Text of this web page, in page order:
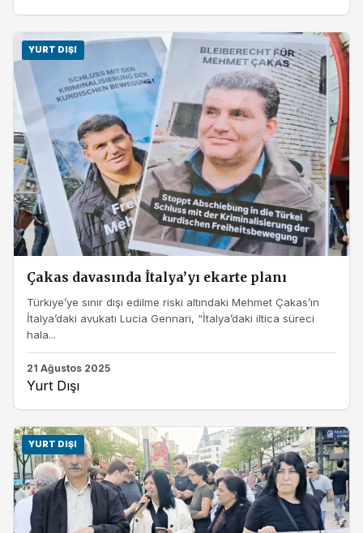
YURT DIŞI
Çakas davasında İtalya’yı ekarte planı
Türkiye’ye sınır dışı edilme riski altındaki Mehmet Çakas’ın
İtalya’daki avukatı Lucia Gennari, “İtalya’daki iltica süreci
hala...
21 Ağustos 2025
Yurt Dışı
YURT DIŞI